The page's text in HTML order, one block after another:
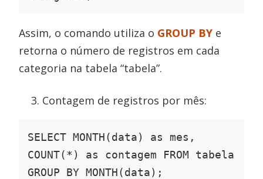
Assim, o comando utiliza o GROUP BY e
retorna o número de registros em cada
categoria na tabela “tabela”.
Contagem de registros por mês:
SELECT MONTH(data) as mes,
COUNT(*) as contagem FROM tabela
GROUP BY MONTH(data);